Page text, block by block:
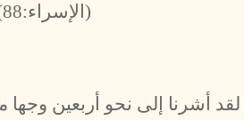
(الإسراء:88)
لقد أشرنا إلى نحو أربعين